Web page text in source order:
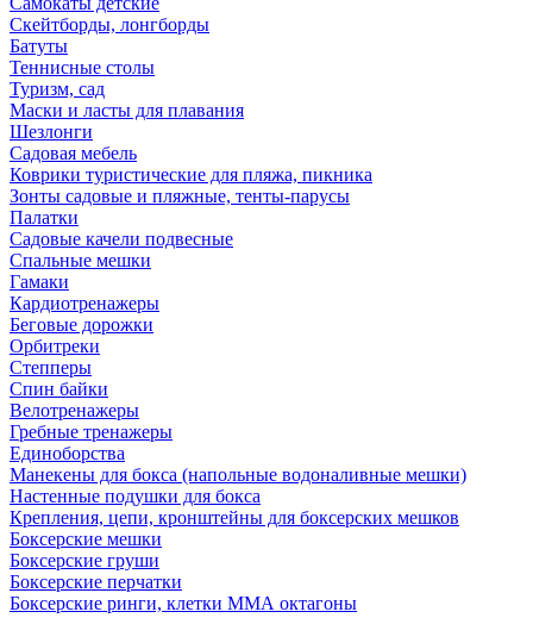
Скейтборды, лонгборды
Батуты
Теннисные столы
Туризм, сад
Маски и ласты для плавания
Шезлонги
Садовая мебель
Коврики туристические для пляжа, пикника
Зонты садовые и пляжные, тенты-парусы
Палатки
Садовые качели подвесные
Спальные мешки
Гамаки
Кардиотренажеры
Беговые дорожки
Орбитреки
Степперы
Спин байки
Велотренажеры
Гребные тренажеры
Единоборства
Манекены для бокса (напольные водоналивные мешки)
Настенные подушки для бокса
Крепления, цепи, кронштейны для боксерских мешков
Боксерские мешки
Боксерские груши
Боксерские перчатки
Боксерские ринги, клетки ММА октагоны